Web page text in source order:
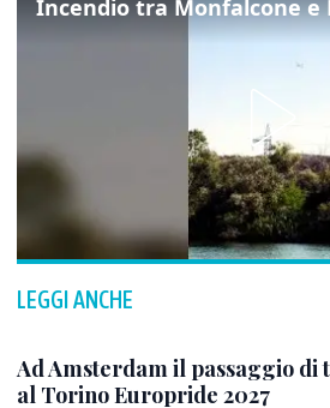
LEGGI ANCHE
Ad Amsterdam il passaggio di
al Torino Europride 2027